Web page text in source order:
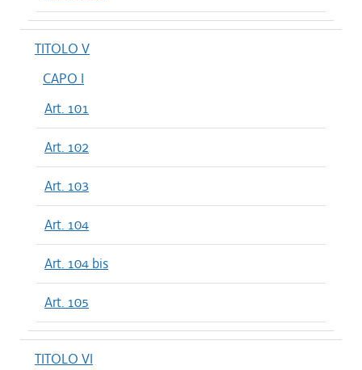
TITOLO V
CAPO I
Art. 101
Art. 102
Art. 103
Art. 104
Art. 104 bis
Art. 105
TITOLO VI